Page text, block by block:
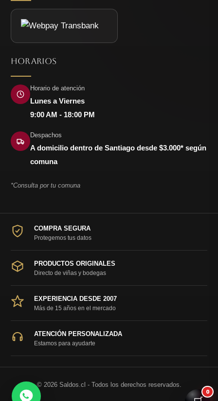
HORARIOS
Horario de atención
Lunes a Viernes
9:00 AM - 18:00 PM
Despachos
A domicilio dentro de Santiago desde $3.000* según
comuna
*Consulta por tu comuna
COMPRA SEGURA
Protegemos tus datos
PRODUCTOS ORIGINALES
Directo de viñas y bodegas
EXPERIENCIA DESDE 2007
Más de 15 años en el mercado
ATENCIÓN PERSONALIZADA
Estamos para ayudarte
© 2026 Saldos.cl - Todos los derechos reservados.
0